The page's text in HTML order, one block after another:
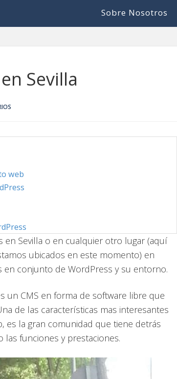
Sobre Nosotros
Sevilla
web
en Sevilla o en cualquier otro lugar (aquí
ubicados en este momento) en
conjunto de WordPress y su entorno.
un CMS en forma de software libre que
de las características mas interesantes
es la gran comunidad que tiene detrás
funciones y prestaciones.